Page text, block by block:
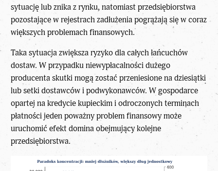
sytuację lub znika z rynku, natomiast przedsiębiorstwa
pozostające w rejestrach zadłużenia pogrążają się w coraz
większych problemach finansowych.
Taka sytuacja zwiększa ryzyko dla całych łańcuchów
dostaw. W przypadku niewypłacalności dużego
producenta skutki mogą zostać przeniesione na dziesiątki
lub setki dostawców i podwykonawców. W gospodarce
opartej na kredycie kupieckim i odroczonych terminach
płatności jeden poważny problem finansowy może
uruchomić efekt domina obejmujący kolejne
przedsiębiorstwa.